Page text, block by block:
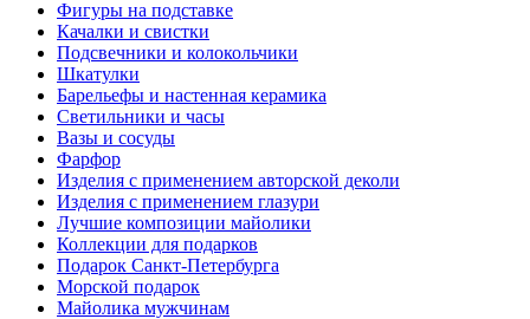
Фигуры на подставке
Качалки и свистки
Подсвечники и колокольчики
Шкатулки
Барельефы и настенная керамика
Светильники и часы
Вазы и сосуды
Фарфор
Изделия с применением авторской деколи
Изделия с применением глазури
Лучшие композиции майолики
Коллекции для подарков
Подарок Санкт-Петербурга
Морской подарок
Майолика мужчинам